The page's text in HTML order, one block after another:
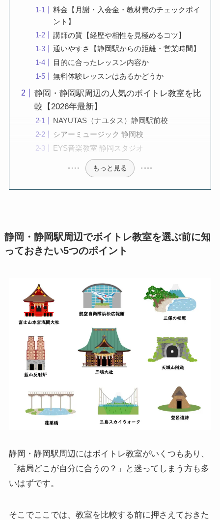
料金【月謝・入会金・教材費のチェックポイ
ント】
講師の質【経歴や相性を見極めるコツ】
通いやすさ【静岡駅からの距離・営業時間】
目的に合ったレッスン内容か
無料体験レッスンはあるかどうか
静岡・静岡駅周辺の人気のボイトレ教室を比
較【2026年最新】
NAYUTAS（ナユタス）静岡駅前校
シアーミュージック 静岡校
EYS音楽教室 静岡スタジオ
もっと見る
静岡・静岡駅周辺でボイトレ教室を選ぶ前に知
っておきたい5つのポイント
静岡・静岡駅周辺にはボイトレ教室がいくつもあり、
「結局どこが自分に合うの？」と迷ってしまう方も多
いはずです。
そこでここでは、教室を比較する前に押さえておきた